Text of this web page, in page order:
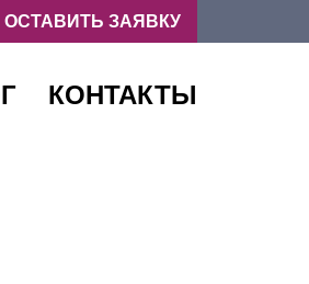
ОСТАВИТЬ ЗАЯВКУ
КОНТАКТЫ